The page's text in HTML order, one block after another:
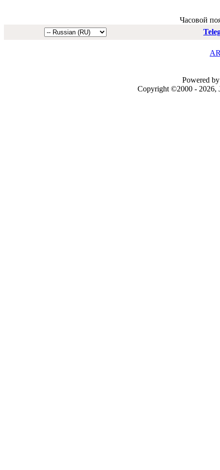
Часовой
Powered
Copyright ©2000 - 2026,